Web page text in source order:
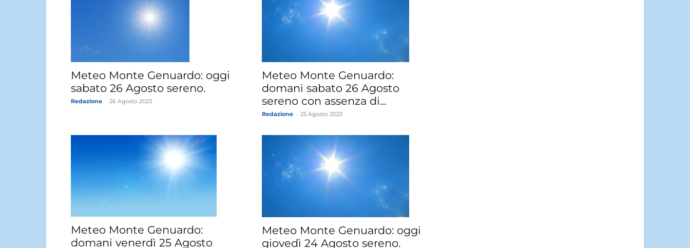
Meteo Monte Genuardo: oggi
sabato 26 Agosto sereno.
Redazione 26 Agosto 2023
Meteo Monte Genuardo:
domani sabato 26 Agosto
sereno con assenza di...
Redazione 25 Agosto 2023
Meteo Monte Genuardo:
domani venerdì 25 Agosto
Meteo Monte Genuardo: oggi
giovedì 24 Agosto sereno.